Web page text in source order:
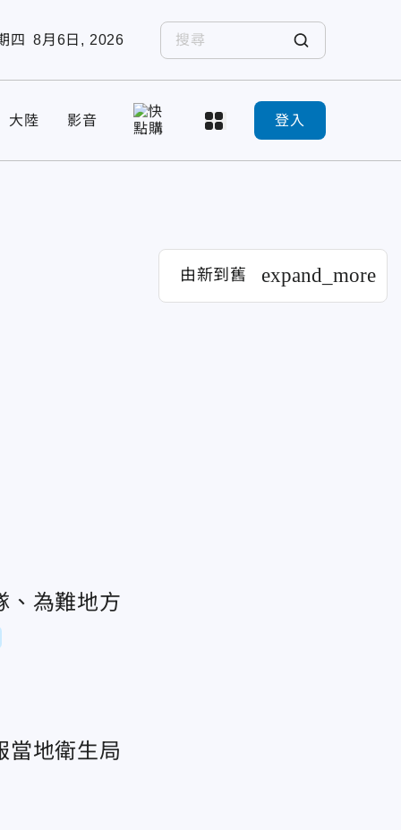
四 8月6日, 2026
大陸 影音 登入
由新到舊 expand_more
為難地方
地衛生局